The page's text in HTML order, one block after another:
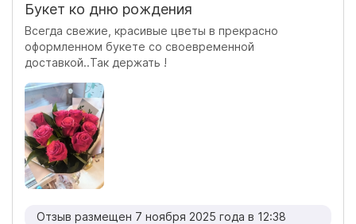
Букет ко дню рождения
Всегда свежие, красивые цветы в прекрасно
оформленном букете со своевременной
доставкой..Так держать !
Отзыв размещен 7 ноября 2025 года в 12:38